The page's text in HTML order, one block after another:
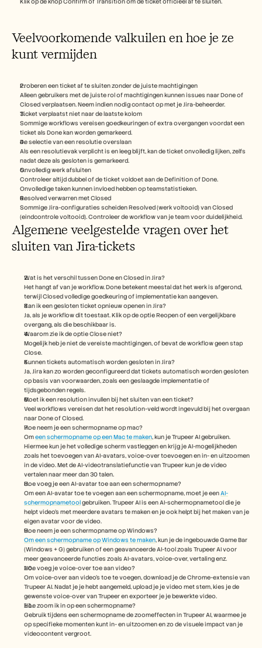
Veelvoorkomende valkuilen en hoe je ze
kunt vermijden
Proberen een ticket af te sluiten zonder de juiste machtigingen
Alleen gebruikers met de juiste rol of machtigingen kunnen issues naar Done of
Closed verplaatsen. Neem indien nodig contact op met je Jira-beheerder.
Ticket verplaatst niet naar de laatste kolom
Sommige workflows vereisen goedkeuringen of extra overgangen voordat een
ticket als Done kan worden gemarkeerd.
De selectie van een resolutie overslaan
Als een resolutievak verplicht is en leeg blijft, kan de ticket onvolledig lijken, zelfs
nadat deze als gesloten is gemarkeerd.
Onvolledig werk afsluiten
Controleer altijd dubbel of de ticket voldoet aan de Definition of Done.
Onvolledige taken kunnen invloed hebben op teamstatistieken.
Resolved verwarren met Closed
Sommige Jira-configuraties scheiden Resolved (werk voltooid) van Closed
(eindcontrole voltooid). Controleer de workflow van je team voor duidelijkheid.
Algemene veelgestelde vragen over het
sluiten van Jira-tickets
Wat is het verschil tussen Done en Closed in Jira?
Het hangt af van je workflow. Done betekent meestal dat het werk is afgerond,
terwijl Closed volledige goedkeuring of implementatie kan aangeven.
Kan ik een gesloten ticket opnieuw openen in Jira?
Ja, als je workflow dit toestaat. Klik op de optie Reopen of een vergelijkbare
overgang, als die beschikbaar is.
Waarom zie ik de optie Close niet?
Mogelijk heb je niet de vereiste machtigingen, of bevat de workflow geen stap
Close.
Kunnen tickets automatisch worden gesloten in Jira?
Ja, Jira kan zo worden geconfigureerd dat tickets automatisch worden gesloten
op basis van voorwaarden, zoals een geslaagde implementatie of
tijdsgebonden regels.
Moet ik een resolution invullen bij het sluiten van een ticket?
Veel workflows vereisen dat het resolution-veld wordt ingevuld bij het overgaan
naar Done of Closed.
Hoe neem je een schermopname op mac?
Om een schermopname op een Mac te maken, kun je Trupeer AI gebruiken.
Hiermee kun je het volledige scherm vastleggen en krijg je AI-mogelijkheden
zoals het toevoegen van AI-avatars, voice-over toevoegen en in- en uitzoomen
in de video. Met de AI-videotranslatiefunctie van Trupeer kun je de video
vertalen naar meer dan 30 talen.
Hoe voeg je een AI-avatar toe aan een schermopname?
Om een AI-avatar toe te voegen aan een schermopname, moet je een AI-
schermopnametool gebruiken. Trupeer AI is een AI-schermopnametool die je
helpt video's met meerdere avatars te maken en je ook helpt bij het maken van je
eigen avatar voor de video.
Hoe neem je een schermopname op Windows?
Om een schermopname op Windows te maken, kun je de ingebouwde Game Bar
(Windows + G) gebruiken of een geavanceerde AI-tool zoals Trupeer AI voor
meer geavanceerde functies zoals AI-avatars, voice-over, vertaling enz.
Hoe voeg je voice-over toe aan video?
Om voice-over aan video's toe te voegen, download je de Chrome-extensie van
Trupeer AI. Nadat je je hebt aangemeld, upload je je video met stem, kies je de
gewenste voice-over van Trupeer en exporteer je je bewerkte video.
Hoe zoom ik in op een schermopname?
Gebruik tijdens een schermopname de zoomeffecten in Trupeer AI, waarmee je
op specifieke momenten kunt in- en uitzoomen en zo de visuele impact van je
videocontent vergroot.